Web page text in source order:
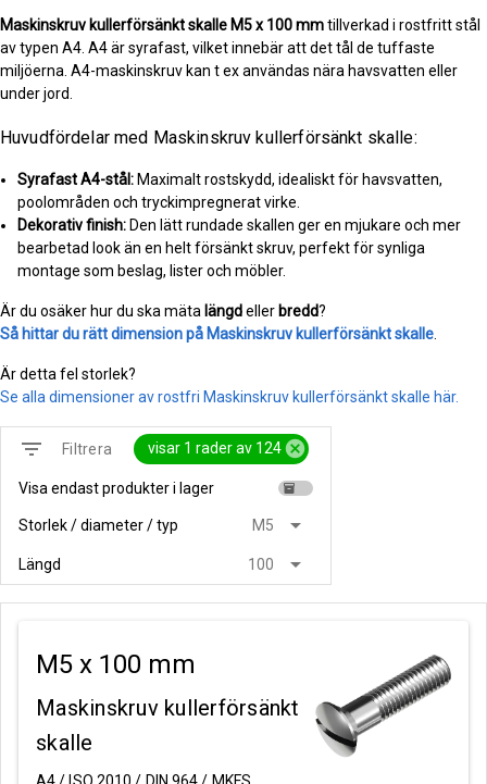
Maskinskruv kullerförsänkt skalle M5 x 100 mmtillverkad i rostfritt stål
av typen A4. A4 är syrafast, vilket innebär att det tål de tuffaste
miljöerna. A4-maskinskruv kan t ex användas nära havsvatten eller
under jord.
Huvudfördelar med Maskinskruv kullerförsänkt skalle:
Syrafast A4-stål: Maximalt rostskydd, idealiskt för havsvatten,
poolområden och tryckimpregnerat virke.
Dekorativ finish: Den lätt rundade skallen ger en mjukare och mer
bearbetad look än en helt försänkt skruv, perfekt för synliga
montage som beslag, lister och möbler.
Är du osäker hur du ska mäta längdeller bredd?
Så hittar du rätt dimension på Maskinskruv kullerförsänkt skalle
Är detta fel storlek?
Se alla dimensioner av rostfri Maskinskruv kullerförsänkt skalle här.
filter_list Filtrera visar 1 rader av 124 cancel
Visa endast produkter i lager inventory
Storlek / diameter / typ M5 arrow_drop_down
Längd 100 arrow_drop_down
M5 x 100 mm
Maskinskruv kullerförsänkt
skalle
A4 / ISO 2010 / DIN 964 / MKFS